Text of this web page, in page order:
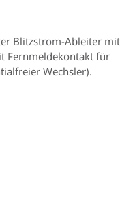
Blitzstrom-Ableiter mit
Fernmeldekontakt für
Wechsler).